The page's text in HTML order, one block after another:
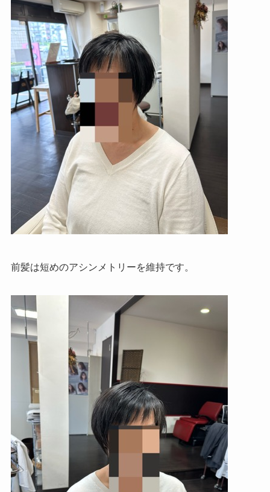
前髪は短めのアシンメトリーを維持です。